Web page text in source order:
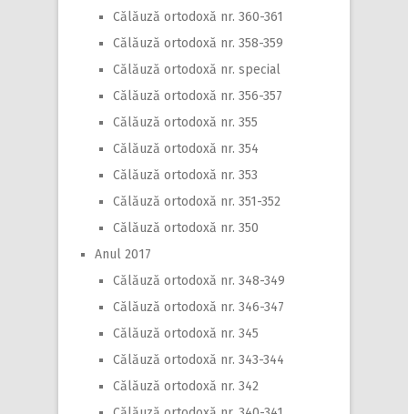
Călăuză ortodoxă nr. 360-361
Călăuză ortodoxă nr. 358-359
Călăuză ortodoxă nr. special
Călăuză ortodoxă nr. 356-357
Călăuză ortodoxă nr. 355
Călăuză ortodoxă nr. 354
Călăuză ortodoxă nr. 353
Călăuză ortodoxă nr. 351-352
Călăuză ortodoxă nr. 350
Anul 2017
Călăuză ortodoxă nr. 348-349
Călăuză ortodoxă nr. 346-347
Călăuză ortodoxă nr. 345
Călăuză ortodoxă nr. 343-344
Călăuză ortodoxă nr. 342